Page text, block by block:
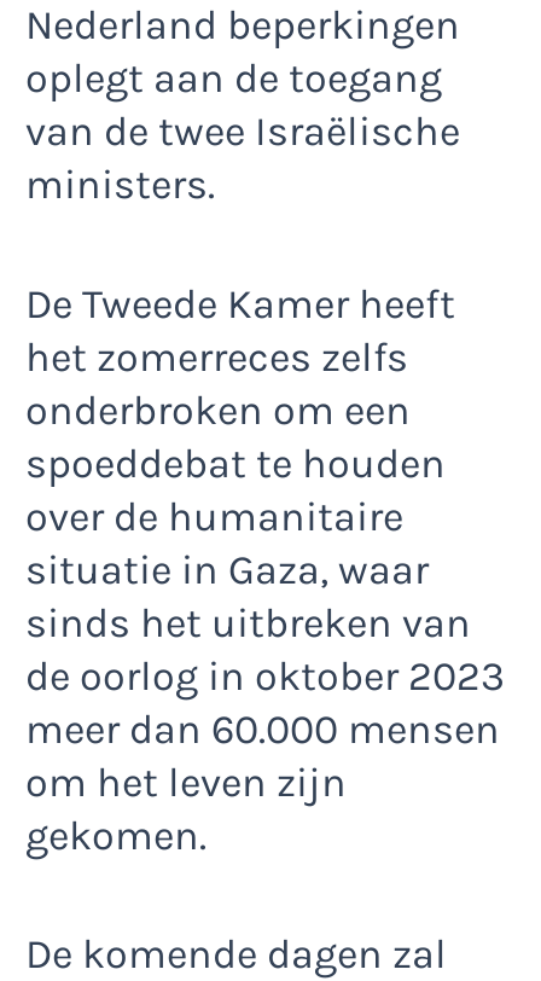
Nederland beperkingen
oplegt aan de toegang
van de twee Israëlische
ministers.
De Tweede Kamer heeft
het zomerreces zelfs
onderbroken om een
spoeddebat te houden
over de humanitaire
situatie in Gaza, waar
sinds het uitbreken van
de oorlog in oktober 2023
meer dan 60.000 mensen
om het leven zijn
gekomen.
De komende dagen zal